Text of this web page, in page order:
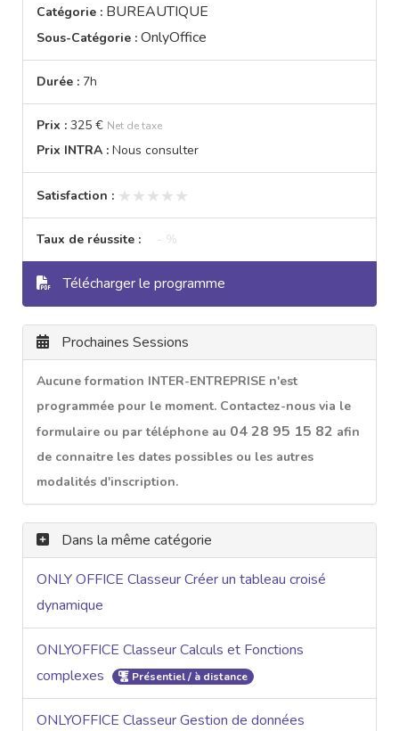
Catégorie : BUREAUTIQUE
Sous-Catégorie : OnlyOffice
Durée : 7h
Prix : 325 € Net de taxe
Prix INTRA : Nous consulter
Satisfaction : ★★★★★
★★★★★
Taux de réussite : - %
Télécharger le programme
Prochaines Sessions
Aucune formation INTER-ENTREPRISE n'est
programmée pour le moment. Contactez-nous via le
formulaire ou par téléphone au 04 28 95 15 82 afin
de connaitre les dates possibles ou les autres
modalités d'inscription.
Dans la même catégorie
ONLY OFFICE Classeur Créer un tableau croisé
dynamique
ONLYOFFICE Classeur Calculs et Fonctions
complexes
Présentiel / à distance
ONLYOFFICE Classeur Gestion de données